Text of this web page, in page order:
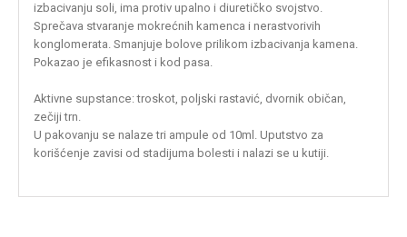
izbacivanju soli, ima protiv upalno i diuretičko svojstvo.
Sprečava stvaranje mokrećnih kamenca i nerastvorivih
konglomerata. Smanjuje bolove prilikom izbacivanja kamena.
Pokazao je efikasnost i kod pasa.
Aktivne supstance: troskot, poljski rastavić, dvornik običan,
zečiji trn.
U pakovanju se nalaze tri ampule od 10ml. Uputstvo za
korišćenje zavisi od stadijuma bolesti i nalazi se u kutiji.